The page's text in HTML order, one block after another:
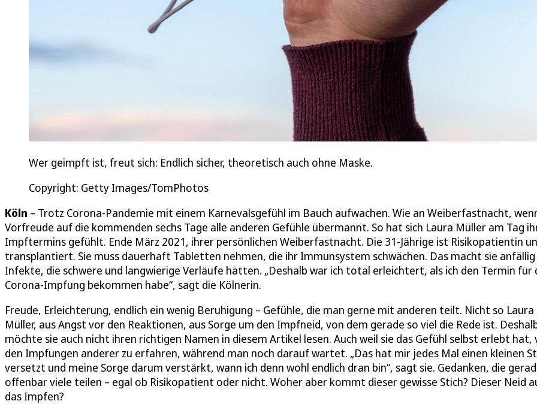
Wer geimpft ist, freut sich: Endlich sicher, theoretisch auch ohne Maske.
Copyright: Getty Images/TomPhotos
Köln – Trotz Corona-Pandemie mit einem Karnevalsgefühl im Bauch aufwachen. Wie an Weiberfastnacht,
Vorfreude auf die kommenden sechs Tage alle anderen Gefühle übermannt. So hat sich Laura Müller am Tag
Impftermins gefühlt. Ende März 2021, ihrer persönlichen Weiberfastnacht. Die 31-Jährige ist Risikopatientin
transplantiert. Sie muss dauerhaft Tabletten nehmen, die ihr Immunsystem schwächen. Das macht sie
Infekte, die schwere und langwierige Verläufe hätten. „Deshalb war ich total erleichtert, als ich den Termin für
Corona-Impfung bekommen habe“, sagt die Kölnerin.
Freude, Erleichterung, endlich ein wenig Beruhigung – Gefühle, die man gerne mit anderen teilt. Nicht so Laura
Müller, aus Angst vor den Reaktionen, aus Sorge um den Impfneid, von dem gerade so viel die Rede ist.
möchte sie auch nicht ihren richtigen Namen in diesem Artikel lesen. Auch weil sie das Gefühl selbst erlebt hat,
den Impfungen anderer zu erfahren, während man noch darauf wartet. „Das hat mir jedes Mal einen kleinen
versetzt und meine Sorge darum verstärkt, wann ich denn wohl endlich dran bin“, sagt sie. Gedanken, die
offenbar viele teilen – egal ob Risikopatient oder nicht. Woher aber kommt dieser gewisse Stich? Dieser Neid
das Impfen?